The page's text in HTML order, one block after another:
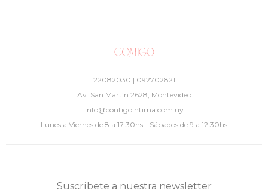
22082030 | 092702821
Av. San Martín 2628, Montevideo
info@contigointima.com.uy
Lunes a Viernes de 8 a 17:30hs - Sábados de 9 a 12:30hs
Suscríbete a nuestra newsletter